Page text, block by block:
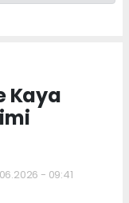
Kaya
- 09:41